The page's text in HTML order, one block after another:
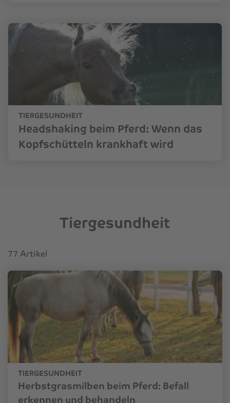
TIERGESUNDHEIT
Headshaking beim Pferd: Wenn das
Kopfschütteln krankhaft wird
Tiergesundheit
77 Artikel
TIERGESUNDHEIT
Herbstgrasmilben beim Pferd: Befall
erkennen und behandeln